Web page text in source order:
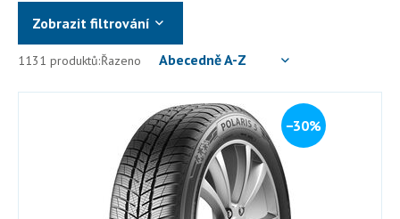
Zobrazit filtrování
1131 produktů:Řazeno Abecedně A-Z
−30%